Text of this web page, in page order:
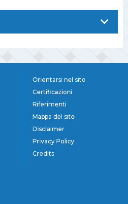
Orientarsi nel sito
Certificazioni
Riferimenti
Mappa del sito
Disclaimer
Privacy Policy
Credits